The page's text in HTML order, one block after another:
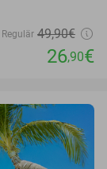
Regulär 49,90€
26,90€